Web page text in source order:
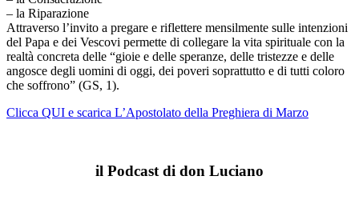
– la Riparazione
Attraverso l’invito a pregare e riflettere mensilmente sulle intenzioni
del Papa e dei Vescovi permette di collegare la vita spirituale con la
realtà concreta delle “gioie e delle speranze, delle tristezze e delle
angosce degli uomini di oggi, dei poveri soprattutto e di tutti coloro
che soffrono” (GS, 1).
Clicca QUI e scarica L’Apostolato della Preghiera di Marzo
il Podcast di don Luciano